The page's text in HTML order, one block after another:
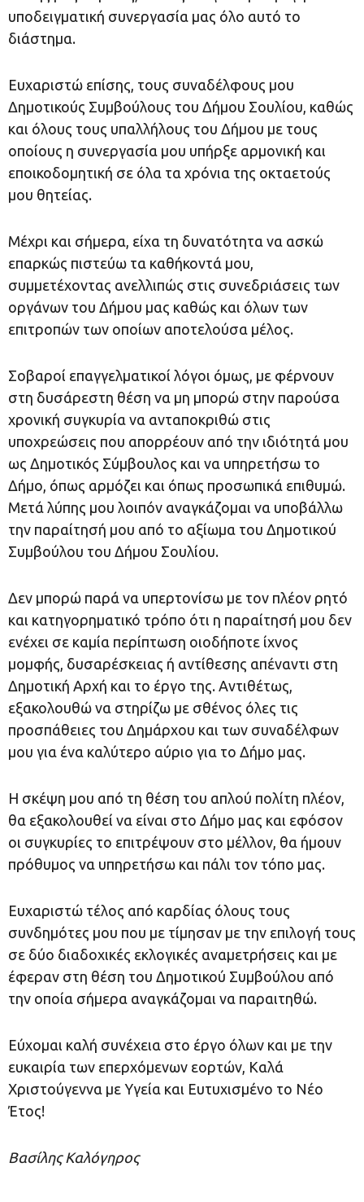
υποδειγματική συνεργασία μας όλο αυτό το
διάστημα.
Ευχαριστώ επίσης, τους συναδέλφους μου
Δημοτικούς Συμβούλους του Δήμου Σουλίου, καθώς
και όλους τους υπαλλήλους του Δήμου με τους
οποίους η συνεργασία μου υπήρξε αρμονική και
εποικοδομητική σε όλα τα χρόνια της οκταετούς
μου θητείας.
Μέχρι και σήμερα, είχα τη δυνατότητα να ασκώ
επαρκώς πιστεύω τα καθήκοντά μου,
συμμετέχοντας ανελλιπώς στις συνεδριάσεις των
οργάνων του Δήμου μας καθώς και όλων των
επιτροπών των οποίων αποτελούσα μέλος.
Σοβαροί επαγγελματικοί λόγοι όμως, με φέρνουν
στη δυσάρεστη θέση να μη μπορώ στην παρούσα
χρονική συγκυρία να ανταποκριθώ στις
υποχρεώσεις που απορρέουν από την ιδιότητά μου
ως Δημοτικός Σύμβουλος και να υπηρετήσω το
Δήμο, όπως αρμόζει και όπως προσωπικά επιθυμώ.
Μετά λύπης μου λοιπόν αναγκάζομαι να υποβάλλω
την παραίτησή μου από το αξίωμα του Δημοτικού
Συμβούλου του Δήμου Σουλίου.
Δεν μπορώ παρά να υπερτονίσω με τον πλέον ρητό
και κατηγορηματικό τρόπο ότι η παραίτησή μου δεν
ενέχει σε καμία περίπτωση οιοδήποτε ίχνος
μομφής, δυσαρέσκειας ή αντίθεσης απέναντι στη
Δημοτική Αρχή και το έργο της. Αντιθέτως,
εξακολουθώ να στηρίζω με σθένος όλες τις
προσπάθειες του Δημάρχου και των συναδέλφων
μου για ένα καλύτερο αύριο για το Δήμο μας.
Η σκέψη μου από τη θέση του απλού πολίτη πλέον,
θα εξακολουθεί να είναι στο Δήμο μας και εφόσον
οι συγκυρίες το επιτρέψουν στο μέλλον, θα ήμουν
πρόθυμος να υπηρετήσω και πάλι τον τόπο μας.
Ευχαριστώ τέλος από καρδίας όλους τους
συνδημότες μου που με τίμησαν με την επιλογή τους
σε δύο διαδοχικές εκλογικές αναμετρήσεις και με
έφεραν στη θέση του Δημοτικού Συμβούλου από
την οποία σήμερα αναγκάζομαι να παραιτηθώ.
Εύχομαι καλή συνέχεια στο έργο όλων και με την
ευκαιρία των επερχόμενων εορτών, Καλά
Χριστούγεννα με Υγεία και Ευτυχισμένο το Νέο
Έτος!
Βασίλης Καλόγηρος